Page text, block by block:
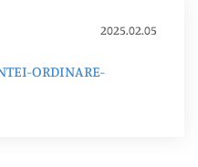
2025.02.05
ORDINARE-